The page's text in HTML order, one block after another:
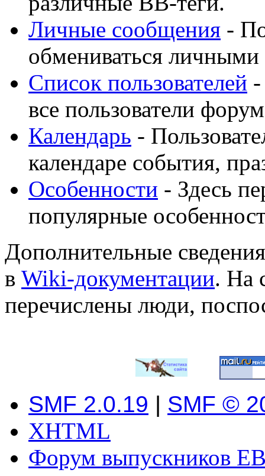
Личные сообщения -
обмениваться
Список пользователей
все пользователи
Календарь -
календаре события,
Особенности - Здесь
популярные
Дополнительные
в Wiki-документации. На
перечислены люди,
SMF 2.0.19 | SMF ©
XHTML
Форум выпускников